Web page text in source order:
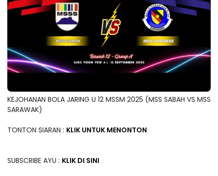
KEJOHANAN BOLA JARING U 12 MSSM 2025 (MSS SABAH VS MSS
SARAWAK)
TONTON SIARAN : KLIK UNTUK MENONTON
SUBSCRIBE AYU : KLIK DI SINI